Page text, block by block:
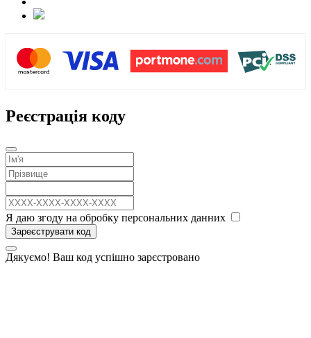
Реєстрація коду
Я даю згоду на обробку персональних данних
Зареєструвати код
Дякуємо! Ваш код успішно зарєстровано